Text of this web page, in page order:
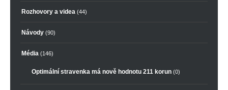
Rozhovory a videa (44)
Návody (90)
Média (146)
Optimální stravenka má nově hodnotu 211 korun (0)